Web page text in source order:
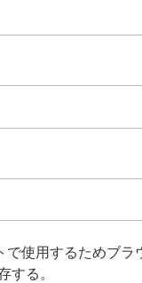
で使用するためブラ
する。